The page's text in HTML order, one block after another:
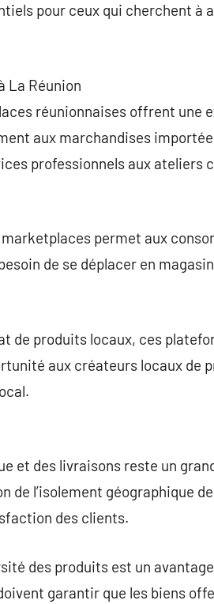
pour ceux qui cherchent à
La Réunion
réunionnaises offrent une
aux marchandises
professionnels aux
permet aux
de se déplacer en
de produits locaux, ces
aux créateurs locaux de
et des livraisons reste un
l’isolement géographique
des clients.
des produits est un
garantir que les biens